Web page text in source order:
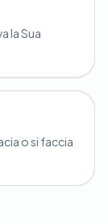
la Sua
o si faccia